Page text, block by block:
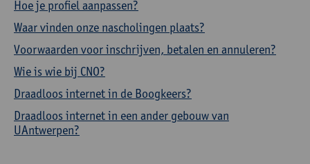
Hoe je profiel aanpassen?
Waar vinden onze nascholingen plaats?
Voorwaarden voor inschrijven, betalen en annuleren?
Wie is wie bij CNO?
Draadloos internet in de Boogkeers?
Draadloos internet in een ander gebouw van
UAntwerpen?